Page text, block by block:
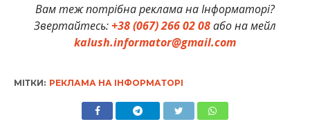
Вам теж потрібна реклама на Інформаторі?
Звертайтесь:+38 (067) 266 02 08або на мейл
kalush.informator@gmail.com
МІТКИ: РЕКЛАМА НА ІНФОРМАТОРІ